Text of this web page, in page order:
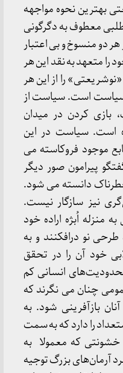
بهترین نحوه مواجهه
معطوف به دگرگونی
دو منسوخ و بی اعتبار
متعهد به نقد این هر
را از این هر
سیاست است. سیاست از
بازی کردن در میدان
است. سیاست در این
موجود فروکاسته می
پیرامون صور دیگر
دانسته می شود.
نیز سازگار نیست.
منزله اُبژه اراده خود
نو درافکنند و به
خود آن را در تحقق
انسانی کم
چنان می نگرند که
بازآفرینی شود. به
را دارد که به سمت
که معمولا به
آرمان‌های بزرگ توجیه